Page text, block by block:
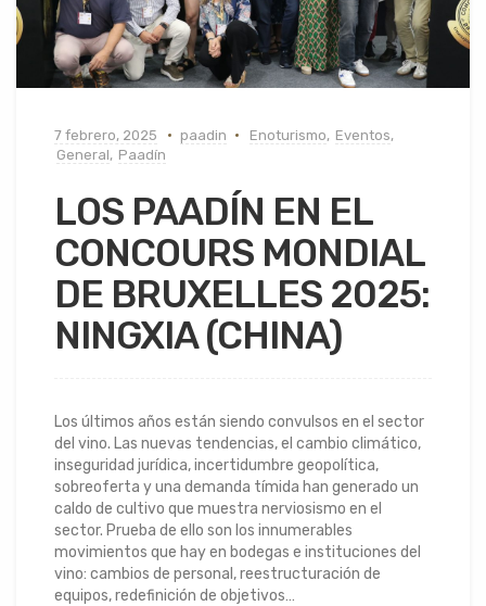
7 febrero, 2025 paadin Enoturismo, Eventos,
General, Paadín
LOS PAADÍN EN EL
CONCOURS MONDIAL
DE BRUXELLES 2025:
NINGXIA (CHINA)
Los últimos años están siendo convulsos en el sector
del vino. Las nuevas tendencias, el cambio climático,
inseguridad jurídica, incertidumbre geopolítica,
sobreoferta y una demanda tímida han generado un
caldo de cultivo que muestra nerviosismo en el
sector. Prueba de ello son los innumerables
movimientos que hay en bodegas e instituciones del
vino: cambios de personal, reestructuración de
equipos, redefinición de objetivos…